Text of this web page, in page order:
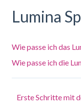
Lumina
Wie passe ich das
Wie passe ich die
Erste Schritte mit